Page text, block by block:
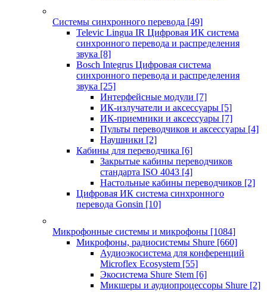
Системы синхронного перевода [49]
Televic Lingua IR Цифровая ИК система
синхронного перевода и распределения
звука [8]
Bosch Integrus Цифровая система
синхронного перевода и распределения
звука [25]
Интерфейсные модули [7]
ИК-излучатели и аксессуары [5]
ИК-приемники и аксессуары [7]
Пульты переводчиков и аксессуары [4]
Наушники [2]
Кабины для переводчика [6]
Закрытые кабины переводчиков
стандарта ISO 4043 [4]
Настольные кабины переводчиков [2]
Цифровая ИК система синхронного
перевода Gonsin [10]
Микрофонные системы и микрофоны [1084]
Микрофоны, радиосистемы Shure [660]
Аудиоэкосистема для конференций
Microflex Ecosystem [55]
Экосистема Shure Stem [6]
Микшеры и аудиопроцессоры Shure [2]